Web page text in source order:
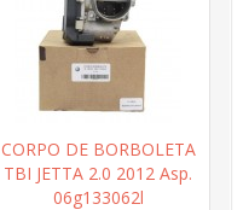
CORPO DE BORBOLETA
TBI JETTA 2.0 2012 Asp.
06g133062l